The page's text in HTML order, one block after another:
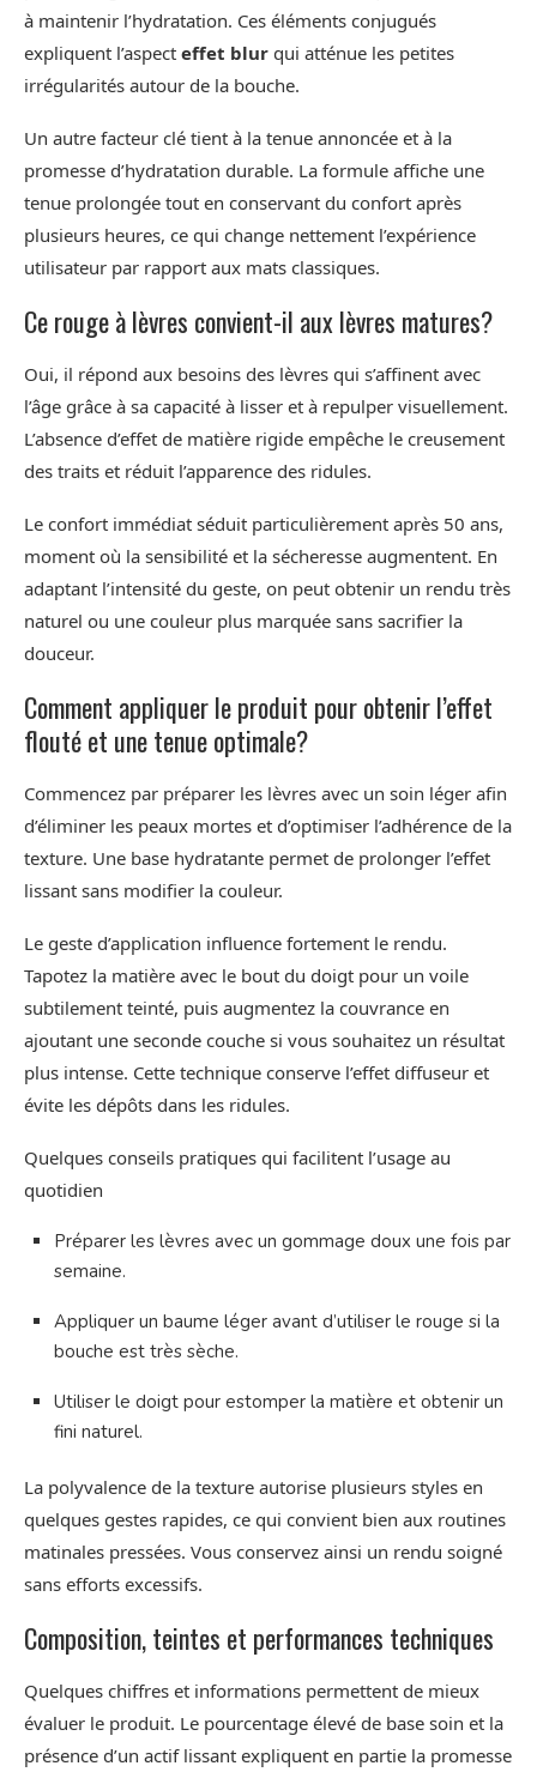
à maintenir l’hydratation. Ces éléments conjugués
expliquent l’aspect effet blur qui atténue les petites
irrégularités autour de la bouche.
Un autre facteur clé tient à la tenue annoncée et à la
promesse d’hydratation durable. La formule affiche une
tenue prolongée tout en conservant du confort après
plusieurs heures, ce qui change nettement l’expérience
utilisateur par rapport aux mats classiques.
Ce rouge à lèvres convient-il aux lèvres matures?
Oui, il répond aux besoins des lèvres qui s’affinent avec
l’âge grâce à sa capacité à lisser et à repulper visuellement.
L’absence d’effet de matière rigide empêche le creusement
des traits et réduit l’apparence des ridules.
Le confort immédiat séduit particulièrement après 50 ans,
moment où la sensibilité et la sécheresse augmentent. En
adaptant l’intensité du geste, on peut obtenir un rendu très
naturel ou une couleur plus marquée sans sacrifier la
douceur.
Comment appliquer le produit pour obtenir l’effet
flouté et une tenue optimale?
Commencez par préparer les lèvres avec un soin léger afin
d’éliminer les peaux mortes et d’optimiser l’adhérence de la
texture. Une base hydratante permet de prolonger l’effet
lissant sans modifier la couleur.
Le geste d’application influence fortement le rendu.
Tapotez la matière avec le bout du doigt pour un voile
subtilement teinté, puis augmentez la couvrance en
ajoutant une seconde couche si vous souhaitez un résultat
plus intense. Cette technique conserve l’effet diffuseur et
évite les dépôts dans les ridules.
Quelques conseils pratiques qui facilitent l’usage au
quotidien
Préparer les lèvres avec un gommage doux une fois par
semaine.
Appliquer un baume léger avant d’utiliser le rouge si la
bouche est très sèche.
Utiliser le doigt pour estomper la matière et obtenir un
fini naturel.
La polyvalence de la texture autorise plusieurs styles en
quelques gestes rapides, ce qui convient bien aux routines
matinales pressées. Vous conservez ainsi un rendu soigné
sans efforts excessifs.
Composition, teintes et performances techniques
Quelques chiffres et informations permettent de mieux
évaluer le produit. Le pourcentage élevé de base soin et la
présence d’un actif lissant expliquent en partie la promesse